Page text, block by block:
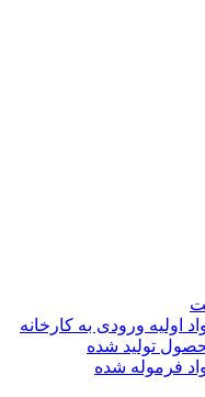
اولیه ورودی به کارخانه
تولید شده
فرموله شده